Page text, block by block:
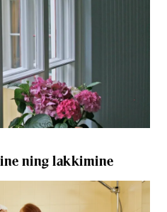
ning lakkimine